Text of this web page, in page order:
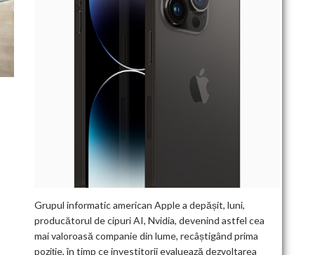
Grupul informatic american Apple a depășit, luni,
producătorul de cipuri AI, Nvidia, devenind astfel cea
mai valoroasă companie din lume, recâștigând prima
poziție, în timp ce investitorii evaluează dezvoltarea